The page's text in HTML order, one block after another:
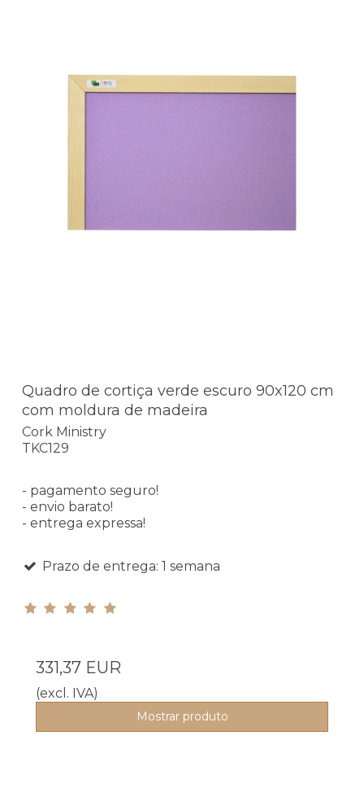
Quadro de cortiça verde escuro 90x120 cm
com moldura de madeira
Cork Ministry
TKC129
- pagamento seguro!
- envio barato!
- entrega expressa!
Prazo de entrega: 1 semana
331,37 EUR
(excl. IVA)
Mostrar produto